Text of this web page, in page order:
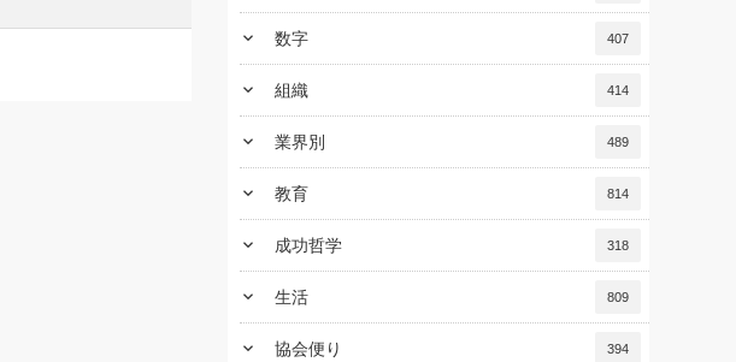
keyboard_arrow_down 数字 407
keyboard_arrow_down 組織 414
keyboard_arrow_down 業界別 489
keyboard_arrow_down 教育 814
keyboard_arrow_down 成功哲学 318
keyboard_arrow_down 生活 809
keyboard_arrow_down 協会便り 394